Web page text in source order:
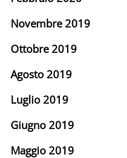
Novembre 2019
Ottobre 2019
Agosto 2019
Luglio 2019
Giugno 2019
Maggio 2019